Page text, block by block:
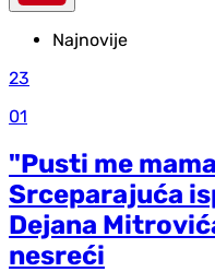
Najnovije
23
01
"Pusti me
Srceparajuća
Dejana
nesreći